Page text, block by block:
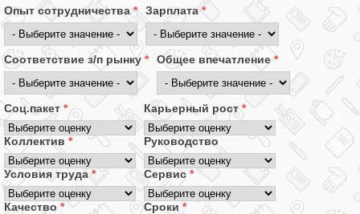
Опыт сотрудничества* Зарплата*
Соответствие з/п рынку * Общее впечатление*
Соц.пакет * Карьерный рост*
Коллектив * Руководство
Условия труда* Сервис *
Качество * Сроки *